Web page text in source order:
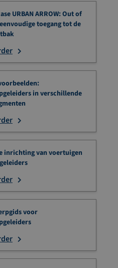
URBAN ARROW: Out of
toegang tot de
in verschillende
inrichting van voertuigen
voor